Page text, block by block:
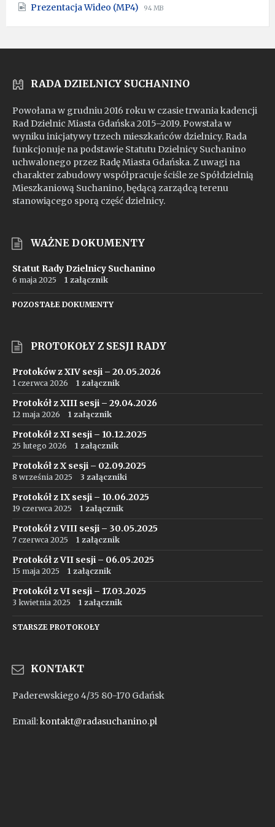
pdf
Prezentacja Wideo (MP4) File
mp4
File
94 MB
RADA DZIELNICY SUCHANINO
Powołana w grudniu 2016 roku w czasie trwania kadencji
Rad Dzielnic Miasta Gdańska 2015–2019. Powstała w
wyniku inicjatywy trzech mieszkańców dzielnicy. Rada
funkcjonuje na podstawie Statutu Dzielnicy Suchanino
uchwalonego przez Radę Miasta Gdańska. Z uwagi na
charakter zabudowy współpracuje ściśle ze Spółdzielnią
Mieszkaniową Suchanino, będącą zarządcą terenu
stanowiącego sporą część dzielnicy.
WAŻNE DOKUMENTY
Statut Rady Dzielnicy Suchanino
6 maja 2025 1 załącznik
POZOSTAŁE DOKUMENTY
PROTOKOŁY Z SESJI RADY
Protoków z XIV sesji – 20.05.2026
1 czerwca 2026 1 załącznik
Protokół z XIII sesji – 29.04.2026
12 maja 2026 1 załącznik
Protokół z XI sesji – 10.12.2025
25 lutego 2026 1 załącznik
Protokół z X sesji – 02.09.2025
8 września 2025 3 załączniki
Protokół z IX sesji – 10.06.2025
19 czerwca 2025 1 załącznik
Protokół z VIII sesji – 30.05.2025
7 czerwca 2025 1 załącznik
Protokół z VII sesji – 06.05.2025
15 maja 2025 1 załącznik
Protokół z VI sesji – 17.03.2025
3 kwietnia 2025 1 załącznik
STARSZE PROTOKOŁY
KONTAKT
Paderewskiego 4/35 80-170 Gdańsk
Email:kontakt@radasuchanino.pl